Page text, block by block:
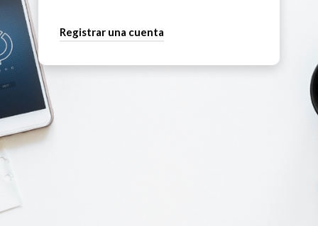
Registrar una cuenta